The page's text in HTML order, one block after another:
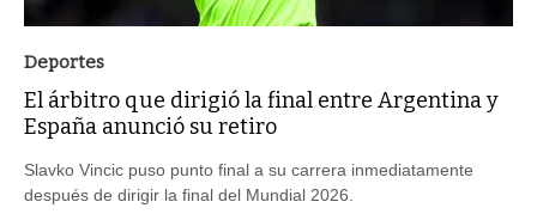
Deportes
El árbitro que dirigió la final entre Argentina y
España anunció su retiro
Slavko Vincic puso punto final a su carrera inmediatamente
después de dirigir la final del Mundial 2026.